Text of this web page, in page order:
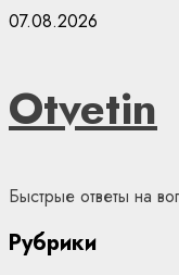
Skip
07.08.2026
Otvetin
Быстрые ответы на
Рубрики